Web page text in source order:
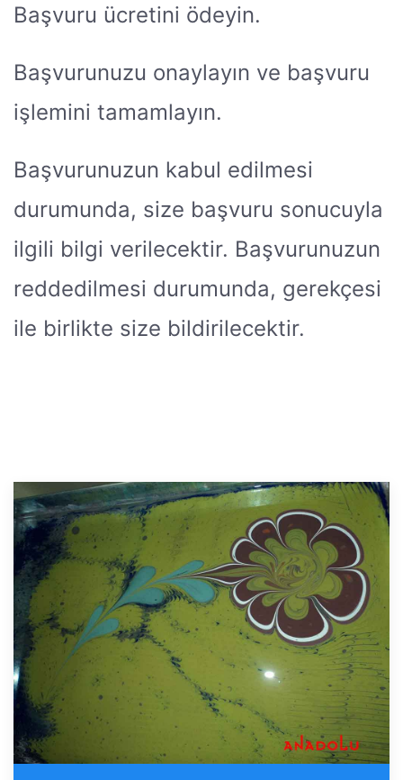
Başvuru ücretini ödeyin.
Başvurunuzu onaylayın ve başvuru
işlemini tamamlayın.
Başvurunuzun kabul edilmesi
durumunda, size başvuru sonucuyla
ilgili bilgi verilecektir. Başvurunuzun
reddedilmesi durumunda, gerekçesi
ile birlikte size bildirilecektir.